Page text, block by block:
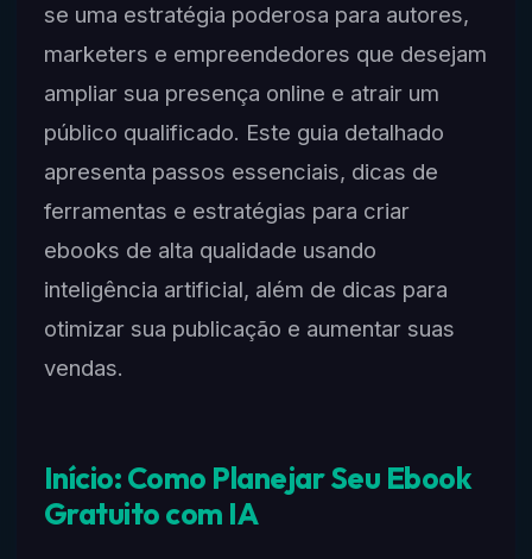
se uma estratégia poderosa para autores,
marketers e empreendedores que desejam
ampliar sua presença online e atrair um
público qualificado. Este guia detalhado
apresenta passos essenciais, dicas de
ferramentas e estratégias para criar
ebooks de alta qualidade usando
inteligência artificial, além de dicas para
otimizar sua publicação e aumentar suas
vendas.
Início: Como Planejar Seu Ebook
Gratuito com IA